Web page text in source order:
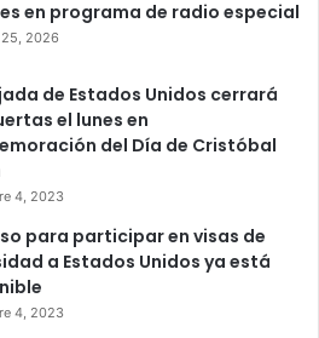
en programa de radio especial
2026
de Estados Unidos cerrará
el lunes en
del Día de Cristóbal
4, 2023
para participar en visas de
a Estados Unidos ya está
4, 2023